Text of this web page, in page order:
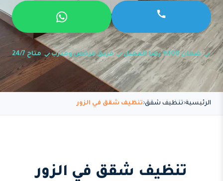
ضمان 100% رضا العميل فريق مرخص ومدرب متاح 24/7
الرئيسية تنظيف شقق تنظيف شقق في الزور
تنظيف شقق في الزور